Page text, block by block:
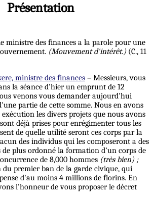
Présentation
ministre des finances a la parole pour une
(Mouvement d'intérêt.)(C., 11
ministre des finances – Messieurs, vous
la séance d'hier un emprunt de 12
venons vous demander aujourd'hui
partie de cette somme. Nous en avons
les divers projets que nous avons
déjà prises pour enrégimenter tous les
de quelle utilité seront ces corps par la
des individus qui les composeront a des
plus ordonné la formation d’un corps de
de 8,000 hommes (très bien) ;
premier ban de la garde civique, qui
d'au moins 4 millions de florins. En
l'honneur de vous proposer le décret